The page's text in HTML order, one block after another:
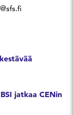
jatkaa CENin